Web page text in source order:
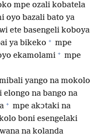
mpe ozali kobatela
oyo bazali bato ya
ete basengeli koboya
ya bikeko + mpe
ekamolami + mpe
yango na mokolo
na bango na
+ mpe akɔtaki na
boni esengelaki
na kolanda